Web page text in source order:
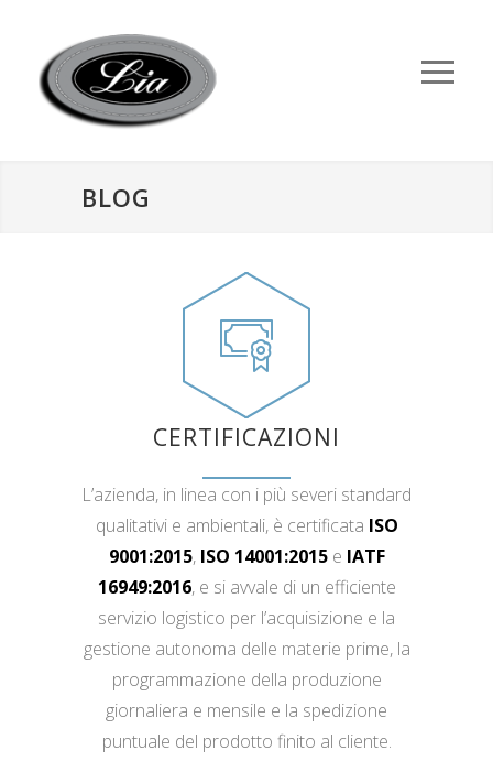
BLOG
CERTIFICAZIONI
L’azienda, in linea con i più severi standard
qualitativi e ambientali, è certificata ISO
9001:2015, ISO 14001:2015e IATF
16949:2016, e si avvale di un efficiente
servizio logistico per l’acquisizione e la
gestione autonoma delle materie prime, la
programmazione della produzione
giornaliera e mensile e la spedizione
puntuale del prodotto finito al cliente.